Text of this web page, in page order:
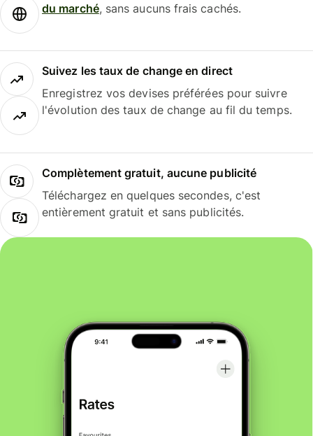
du marché, sans aucuns frais cachés.
Suivez les taux de change en direct
Enregistrez vos devises préférées pour suivre
l'évolution des taux de change au fil du temps.
Complètement gratuit, aucune publicité
Téléchargez en quelques secondes, c'est
entièrement gratuit et sans publicités.